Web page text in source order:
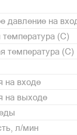
давление на
(С)
температура (С)
на входе
на выходе
л/мин